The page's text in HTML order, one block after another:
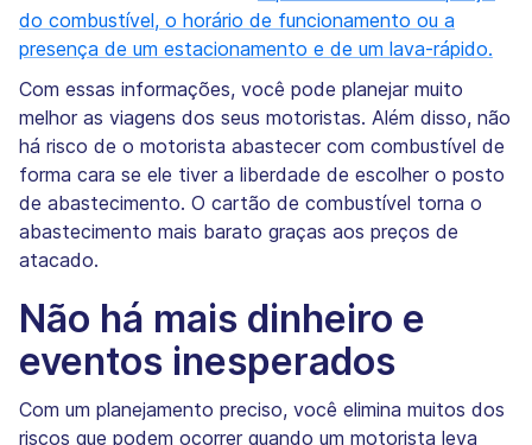
do combustível, o horário de funcionamento ou a
presença de um estacionamento e de um lava-rápido.
Com essas informações, você pode planejar muito
melhor as viagens dos seus motoristas. Além disso, não
há risco de o motorista abastecer com combustível de
forma cara se ele tiver a liberdade de escolher o posto
de abastecimento. O cartão de combustível torna o
abastecimento mais barato graças aos preços de
atacado.
Não há mais dinheiro e
eventos inesperados
Com um planejamento preciso, você elimina muitos dos
riscos que podem ocorrer quando um motorista leva